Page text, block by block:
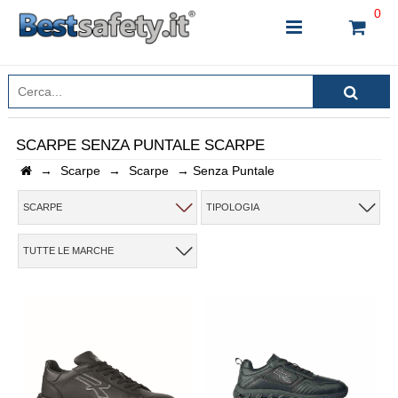
0
INSERISCI IL NOME DEL PRODOTTO CHE STAI
CERCANDO
CHIUDI RICERCA
SCARPE SENZA PUNTALE SCARPE
→ Scarpe → Scarpe → Senza Puntale
SCARPE TIPOLOGIA
TUTTE LE MARCHE